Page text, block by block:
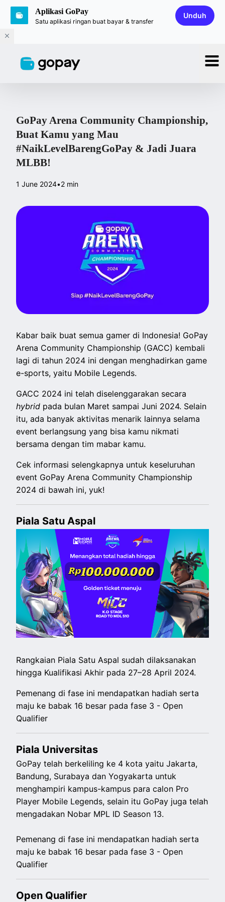
Aplikasi GoPay
Satu aplikasi ringan buat bayar & transfer
Unduh
GoPay Arena Community Championship,
Buat Kamu yang Mau
#NaikLevelBarengGoPay & Jadi Juara
MLBB!
1 June 2024•2 min
Kabar baik buat semua gamer di Indonesia! GoPay
Arena Community Championship (GACC) kembali
lagi di tahun 2024 ini dengan menghadirkan game
e-sports, yaitu Mobile Legends.
GACC 2024 ini telah diselenggarakan secara
hybrid pada bulan Maret sampai Juni 2024. Selain
itu, ada banyak aktivitas menarik lainnya selama
event berlangsung yang bisa kamu nikmati
bersama dengan tim mabar kamu.
Cek informasi selengkapnya untuk keseluruhan
event GoPay Arena Community Championship
2024 di bawah ini, yuk!
Piala Satu Aspal
Rangkaian Piala Satu Aspal sudah dilaksanakan
hingga Kualifikasi Akhir pada 27–28 April 2024.
Pemenang di fase ini mendapatkan hadiah serta
maju ke babak 16 besar pada fase 3 - Open
Qualifier
Piala Universitas
GoPay telah berkeliling ke 4 kota yaitu Jakarta,
Bandung, Surabaya dan Yogyakarta untuk
menghampiri kampus-kampus para calon Pro
Player Mobile Legends, selain itu GoPay juga telah
mengadakan Nobar MPL ID Season 13.
Pemenang di fase ini mendapatkan hadiah serta
maju ke babak 16 besar pada fase 3 - Open
Qualifier
Open Qualifier